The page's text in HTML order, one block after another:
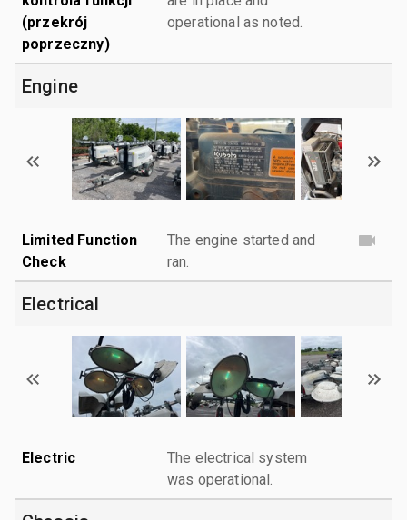
(przekrój
poprzeczny)
operational as noted.
Engine
Limited Function
Check
The engine started and
ran.
Electrical
Electric
The electrical system
was operational.